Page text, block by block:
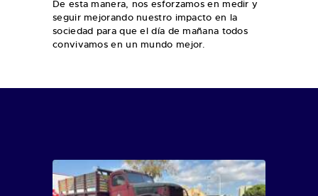
De esta manera, nos esforzamos en medir y
seguir mejorando nuestro impacto en la
sociedad para que el día de mañana todos
convivamos en un mundo mejor.